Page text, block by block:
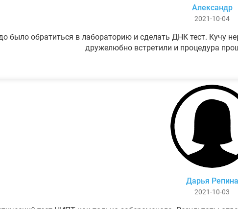
Александр
2021-10-04
было обратиться в лабораторию и сделать ДНК тест. Кучу
дружелюбно встретили и процедура
Дарья Репина
2021-10-03